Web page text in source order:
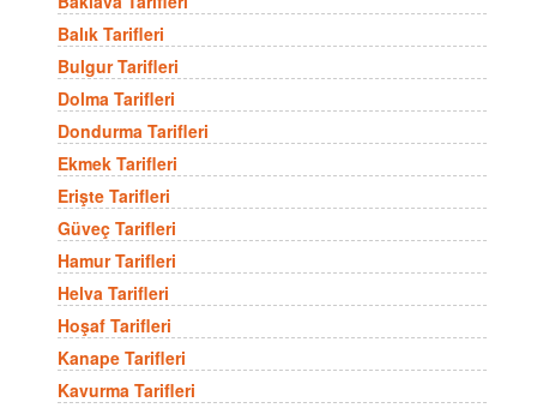
Balık Tarifleri
Bulgur Tarifleri
Dolma Tarifleri
Dondurma Tarifleri
Ekmek Tarifleri
Erişte Tarifleri
Güveç Tarifleri
Hamur Tarifleri
Helva Tarifleri
Hoşaf Tarifleri
Kanape Tarifleri
Kavurma Tarifleri